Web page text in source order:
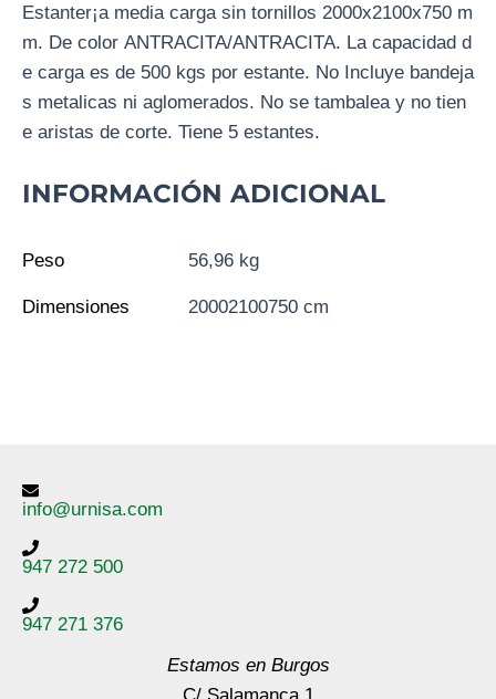
Estanter¡a media carga sin tornillos 2000x2100x750 m
m. De color ANTRACITA/ANTRACITA. La capacidad d
e carga es de 500 kgs por estante. No Incluye bandeja
s metalicas ni aglomerados. No se tambalea y no tien
e aristas de corte. Tiene 5 estantes.
INFORMACIÓN ADICIONAL
Peso 56,96 kg
Dimensiones 20002100750 cm
info@urnisa.com
947 272 500
947 271 376
Estamos en Burgos